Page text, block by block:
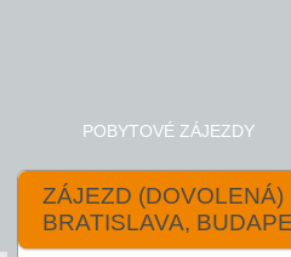
POBYTOVÉ ZÁJEZDY
ZÁJEZD
BRATISLAVA,